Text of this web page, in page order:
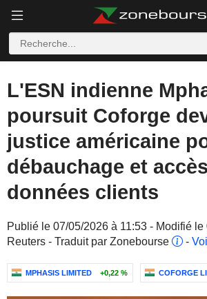
L'ESN indienne
poursuit Coforge
justice américaine
débauchage et
données clients
Publié le 07/05/2026 à 11:53 - Modifié
Reuters - Traduit par Zonebourse
-
MPHASIS LIMITED +0,22 % COFORGE